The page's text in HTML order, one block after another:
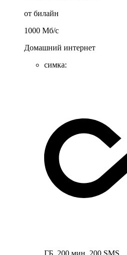
от билайн
1000 Мб/c
Домашний интернет
симка: